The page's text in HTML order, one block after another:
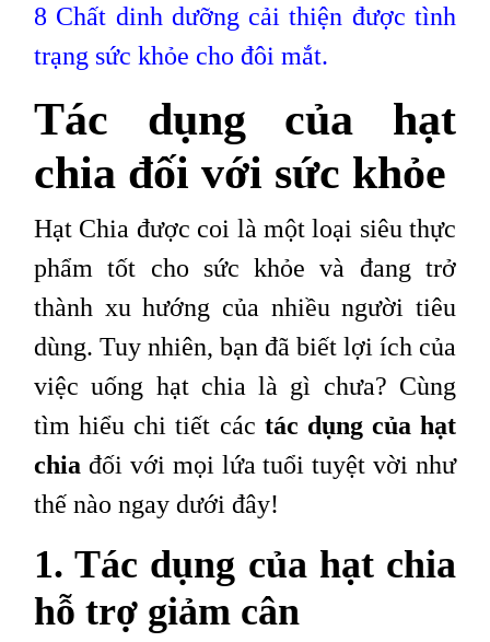
8 Chất dinh dưỡng cải thiện được tình
trạng sức khỏe cho đôi mắt.
Tác dụng của hạt
chia đối với sức khỏe
Hạt Chia được coi là một loại siêu thực
phẩm tốt cho sức khỏe và đang trở
thành xu hướng của nhiều người tiêu
dùng. Tuy nhiên, bạn đã biết lợi ích của
việc uống hạt chia là gì chưa? Cùng
tìm hiểu chi tiết các tác dụng của hạt
chia đối với mọi lứa tuổi tuyệt vời như
thế nào ngay dưới đây!
1. Tác dụng của hạt chia
hỗ trợ giảm cân